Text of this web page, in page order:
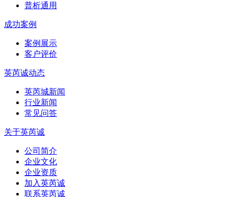
普析通用
成功案例
案例展示
客户评价
英芮诚动态
英芮城新闻
行业新闻
常见问答
关于英芮诚
公司简介
企业文化
企业资质
加入英芮诚
联系英芮诚